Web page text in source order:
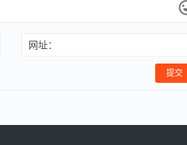
网址：
提交